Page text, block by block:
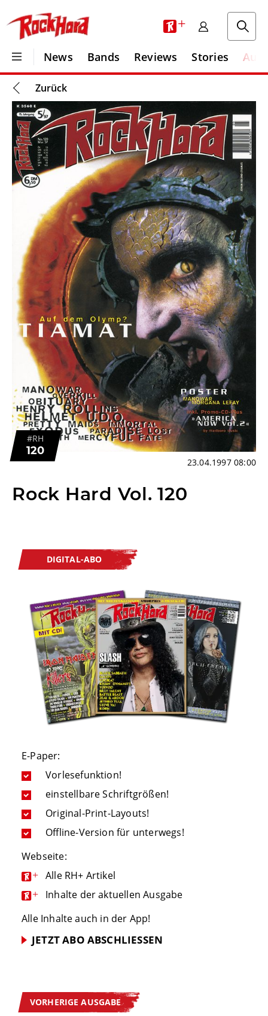
+
News Bands Reviews Stories
Zurück
#RH
120
23.04.1997 08:00
Rock Hard Vol. 120
DIGITAL-ABO
E-Paper:
Vorlesefunktion!
einstellbare Schriftgrößen!
Original-Print-Layouts!
Offline-Version für unterwegs!
Webseite:
+ Alle RH+ Artikel
+
Inhalte der aktuellen Ausgabe
Alle Inhalte auch in der App!
JETZT ABO ABSCHLIESSEN
VORHERIGE AUSGABE